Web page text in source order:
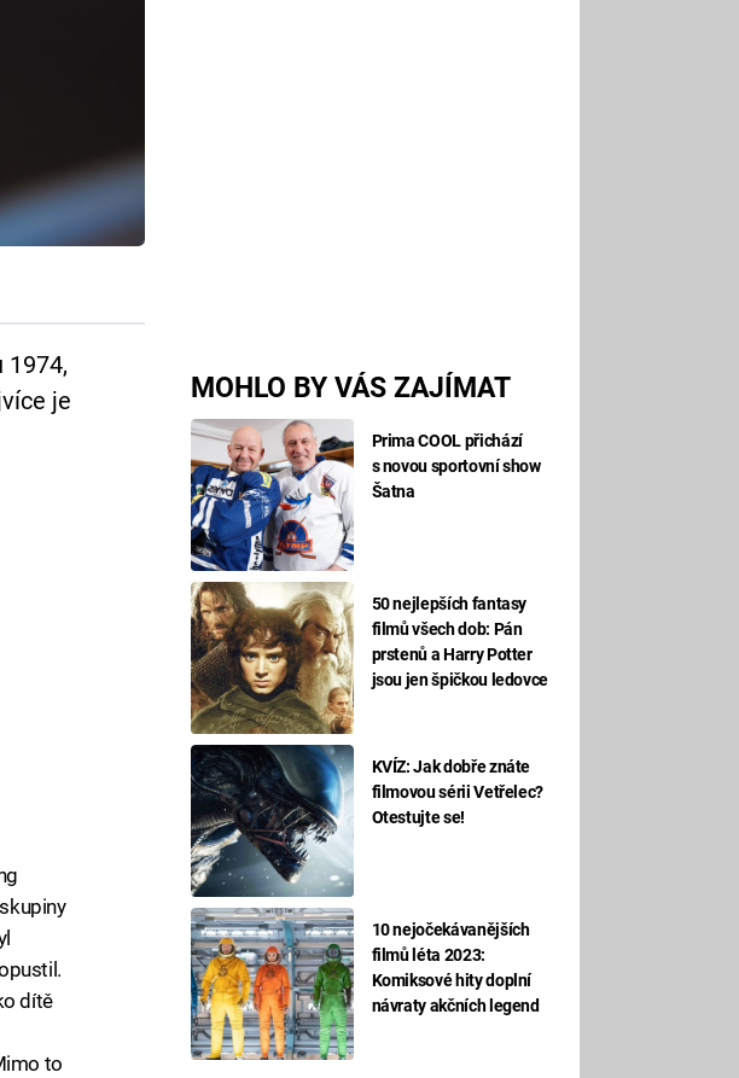
MOHLO BY VÁS ZAJÍMAT
Prima COOL přichází
s novou sportovní show
Šatna
50 nejlepších fantasy
filmů všech dob: Pán
prstenů a Harry Potter
jsou jen špičkou ledovce
KVÍZ: Jak dobře znáte
filmovou sérii Vetřelec?
Otestujte se!
10 nejočekávanějších
filmů léta 2023:
Komiksové hity doplní
návraty akčních legend
1974,
je
dítě
to